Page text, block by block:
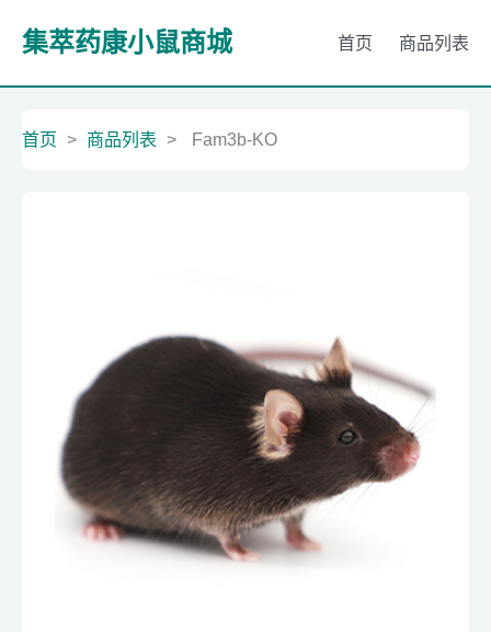
集萃药康小鼠商城 首页 商品列表
首页 > 商品列表 > Fam3b-KO